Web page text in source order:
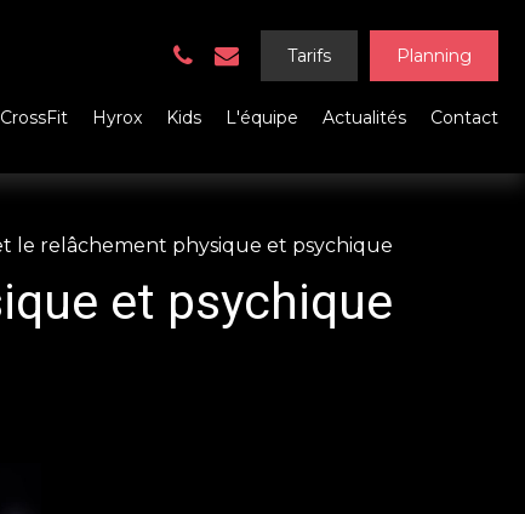
Tarifs Planning
CrossFit Hyrox Kids L'équipe Actualités Contact
le relâchement physique et psychique
et psychique